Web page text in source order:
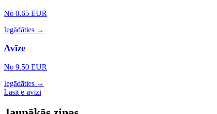
No 0.65 EUR
Iegādāties →
Avīze
No 9.50 EUR
Iegādāties →
Lasīt e-avīzi